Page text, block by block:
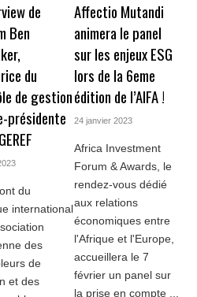
de
Ben
du
de gestion
présidente
du
international
des
de
et des
Affectio Mutandi
animera le panel
sur les enjeux ESG
lors de la 6eme
édition de l’AIFA !
24 janvier 2023
Africa Investment
Forum & Awards, le
rendez-vous dédié
aux relations
économiques entre
l'Afrique et l'Europe,
accueillera le 7
février un panel sur
la prise en compte ...